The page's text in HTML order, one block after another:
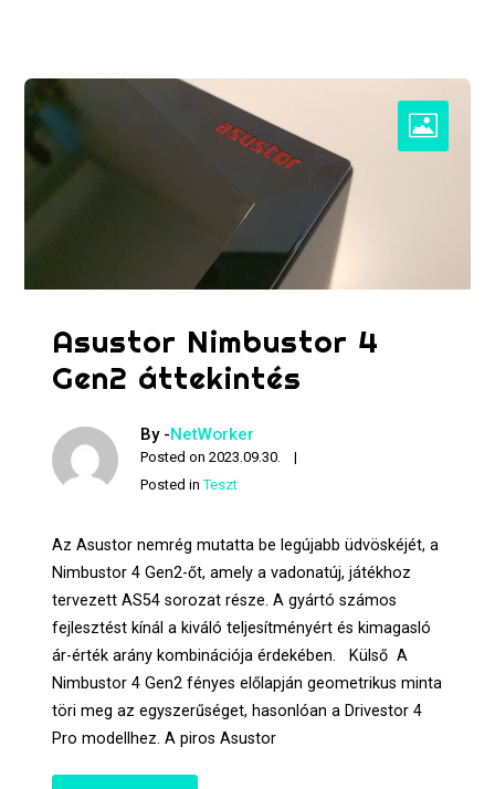
Asustor Nimbustor 4
Gen2 áttekintés
By -NetWorker
Posted on2023.09.30.
Posted inTeszt
Az Asustor nemrég mutatta be legújabb üdvöskéjét, a
Nimbustor 4 Gen2-őt, amely a vadonatúj, játékhoz
tervezett AS54 sorozat része. A gyártó számos
fejlesztést kínál a kiváló teljesítményért és kimagasló
ár-érték arány kombinációja érdekében. Külső A
Nimbustor 4 Gen2 fényes előlapján geometrikus minta
töri meg az egyszerűséget, hasonlóan a Drivestor 4
Pro modellhez. A piros Asustor